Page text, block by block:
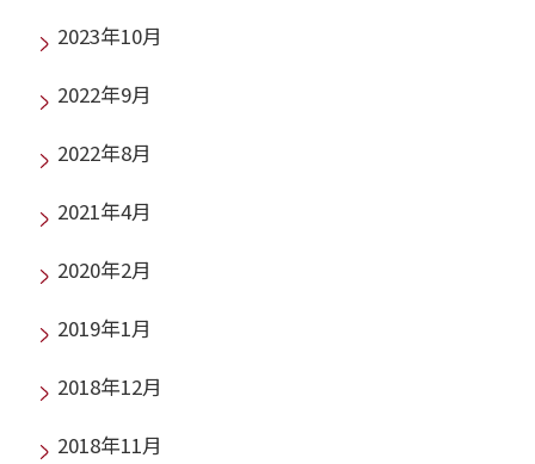
2023年10月
2022年9月
2022年8月
2021年4月
2020年2月
2019年1月
2018年12月
2018年11月